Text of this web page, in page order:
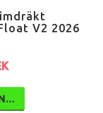
V2 2026